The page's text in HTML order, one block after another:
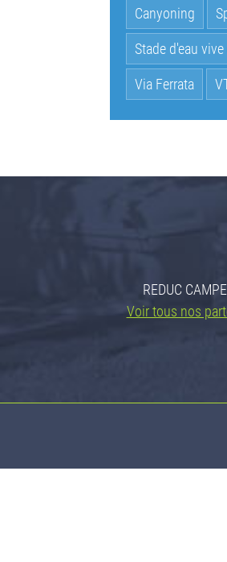
Canyoning
Stade d'eau
Via Ferrata
REDUC
Voir tous nos